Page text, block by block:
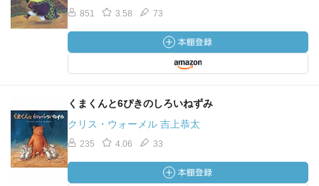
851 3.58 73
くまくんと6ぴきのしろいねずみ
クリス・ウォーメル 吉上恭太
235 4.06 33